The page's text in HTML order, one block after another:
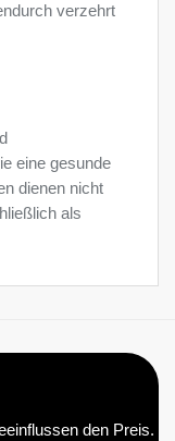
verzehrt
eine gesunde
dienen nicht
als
den Preis.